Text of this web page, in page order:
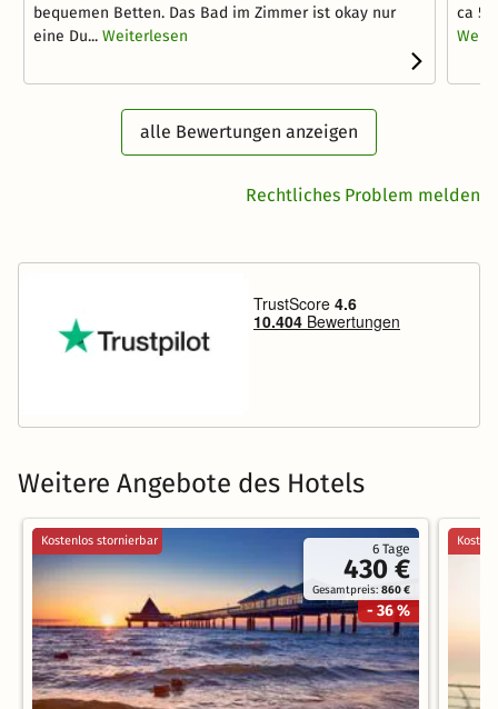
bequemen Betten. Das Bad im Zimmer ist okay nur
eine Du... Weiterlesen
ca
alle Bewertungen anzeigen
Rechtliches Problem melden
Weitere Angebote des Hotels
6 Tage
430 €
Gesamtpreis:860 €
- 36 %
Kostenlos stornierbar